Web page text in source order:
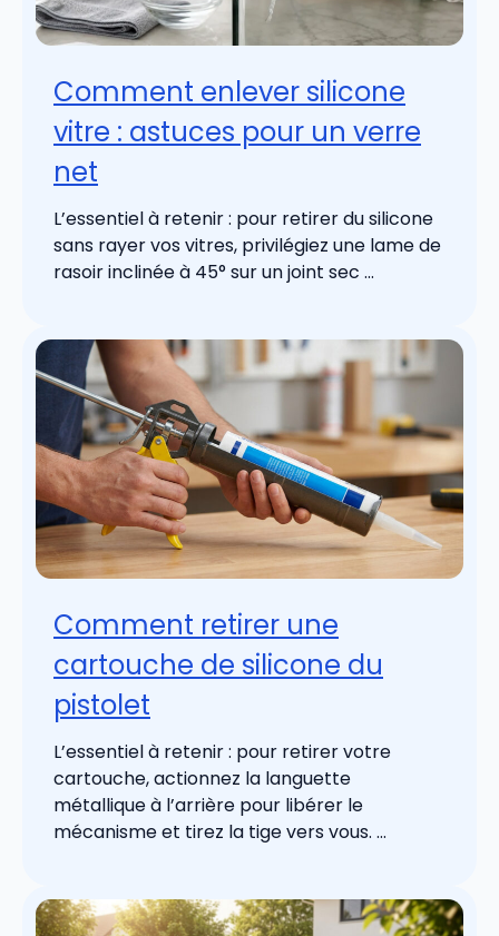
Comment enlever silicone
vitre : astuces pour un verre
net
L’essentiel à retenir : pour retirer du silicone
sans rayer vos vitres, privilégiez une lame de
rasoir inclinée à 45° sur un joint sec ...
Comment retirer une
cartouche de silicone du
pistolet
L’essentiel à retenir : pour retirer votre
cartouche, actionnez la languette
métallique à l’arrière pour libérer le
mécanisme et tirez la tige vers vous. ...